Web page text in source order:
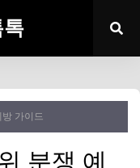
가이드
분쟁 예